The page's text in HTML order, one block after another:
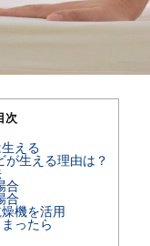
オンライン相談会
次
える
が生える理由は？
合
合
機を活用
ったら